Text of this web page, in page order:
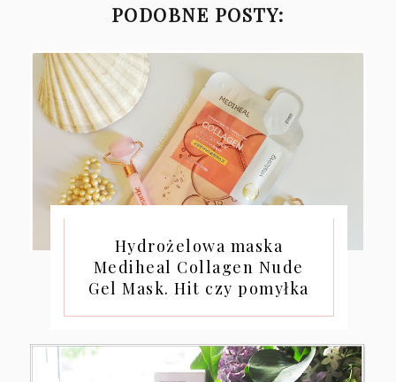
PODOBNE POSTY:
Hydrożelowa maska
Mediheal Collagen Nude
Gel Mask. Hit czy pomyłka